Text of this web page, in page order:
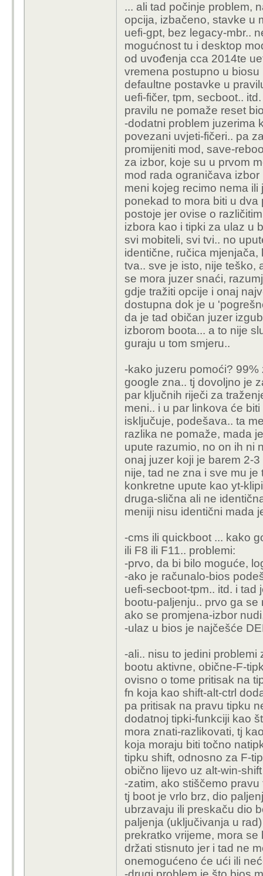
long story short - ako
nešto pod "how to
... ali tad počinje problem,
opcija, izbačeno, stavke u
uefi-gpt, bez legacy-mbr..
mogućnost tu i desktop
od uvođenja cca 2014te
vremena postupno u
defaultne postavke u
uefi-fičer, tpm, secboot..
pravilu ne pomaže reset
-dodatni problem juzerima
povezani uvjeti-fičeri.. pa
promijeniti mod, save-
za izbor, koje su u prvom
mod rada ograničava
meni kojeg recimo nema
ponekad to mora biti u
postoje jer ovise o
izbora kao i tipki za ulaz u
svi mobiteli, svi tvi.. no
identične, ručica
tva.. sve je isto, nije teško,
se mora juzer snaći,
gdje tražiti opcije i onaj
dostupna dok je u
da je tad običan juzer
izborom boota... a to nije
guraju u tom smjeru..
-kako juzeru pomoći?
google zna.. tj dovoljno je
par ključnih riječi za
meni.. i u par linkova će
isključuje, podešava.. ta
razlika ne pomaže, mada
upute razumio, no on ih ni
onaj juzer koji je barem 2-
nije, tad ne zna i sve mu
konkretne upute kao yt-
druga-slična ali ne
meniji nisu identični mada
-cms ili quickboot ... kako
ili F8 ili F11.. problemi:
-prvo, da bi bilo moguće,
-ako je računalo-bios
uefi-secboot-tpm.. itd. i tad
bootu-paljenju.. prvo ga
ako se promjena-izbor
-ulaz u bios je najčešće
-ali.. nisu to jedini problemi
bootu aktivne, obične-F-
ovisno o tome pritisak na
fn koja kao shift-alt-ctrl
pa pritisak na pravu tipku
dodatnoj tipki-funkciji kao
mora znati-razlikovati, tj
koja moraju biti točno
tipku shift, odnosno za F-
obično lijevo uz alt-win-
-zatim, ako stiščemo
tj boot je vrlo brz, dio
ubrzavaju ili preskaču dio
paljenja (uključivanja u
prekratko vrijeme, mora se
držati stisnuto jer i tad ne
onemogućeno će ući ili